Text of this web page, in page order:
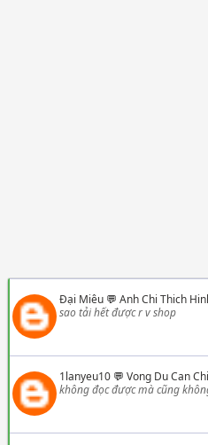
Đại Miêu💬 Anh Chi Thich
sao tải hết được r v shop
1lanyeu10💬 Vong Du Can
không đọc được mà cũng